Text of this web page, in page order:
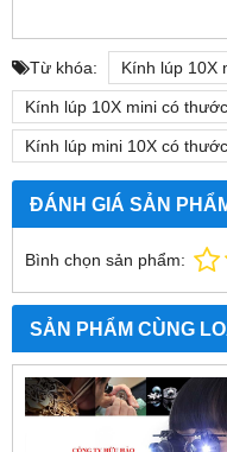
Từ khóa: Kính lúp 10X
Kính lúp 10X mini có
Kính lúp mini 10X có
ĐÁNH GIÁ SẢN
Bình chọn sản phẩm:
SẢN PHẨM CÙNG